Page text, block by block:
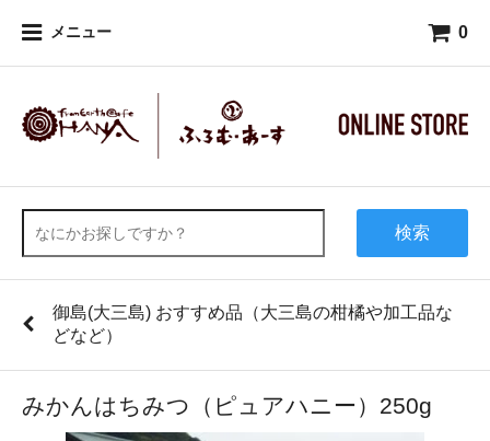
メニュー 0
検索
御島(大三島) おすすめ品（大三島の柑橘や加工品な
どなど）
みかんはちみつ（ピュアハニー）250g